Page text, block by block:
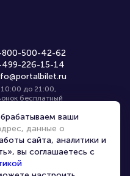
800-500-42-62
499-226-15-14
до 21:00,
бесплатный
площадки
ваши
данные о
сайта, аналитики и
вы соглашаетесь с